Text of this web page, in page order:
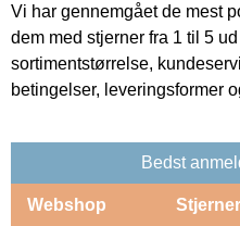
Vi har gennemgået de mest
dem med stjerner fra 1 til 5
sortimentstørrelse,
betingelser, leveringsformer
Bedst
Webshop Stjerner